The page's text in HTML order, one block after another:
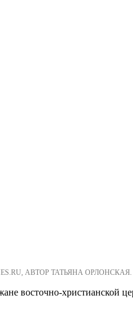
АВТОР ТАТЬЯНА ОРЛОНСКАЯ.
восточно-христианской